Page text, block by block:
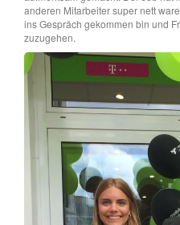
anderen Mitarbeiter super nett
ins Gespräch gekommen bin und
zuzugehen.